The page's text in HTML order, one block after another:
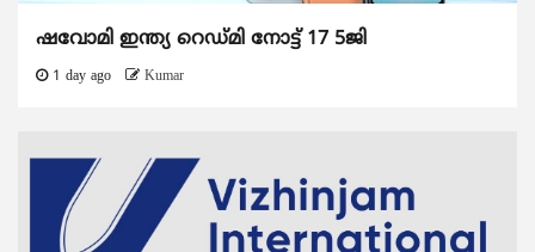
ഷവോമി ഇന്ത്യ റെഡ്മി നോട്ട് 17 5ജി
1 day ago Kumar